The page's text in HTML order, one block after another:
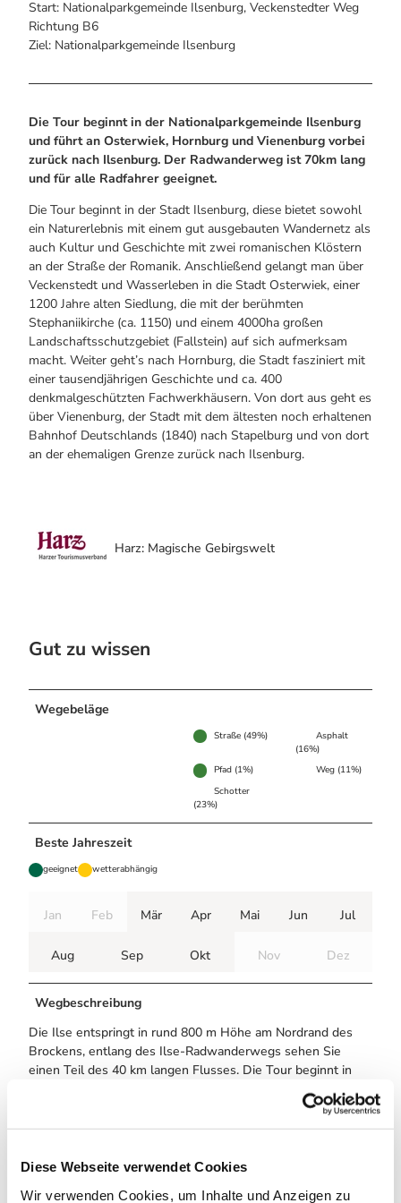
Diese Webseite verwendet Cookies
Wir verwenden Cookies, um Inhalte und Anzeigen zu
Bogenschiessen in Hohegeiss
Noch lange nicht Schicht im Schacht
Die Eisflüsterer: Harzer Falken
Webcams
Informationen für Gastgeberinnen
Webcams
Start: Nationalparkgemeinde Ilsenburg, Veckenstedter Weg
Richtung B6
Ziel: Nationalparkgemeinde Ilsenburg
Die Tour beginnt in der Nationalparkgemeinde Ilsenburg
und führt an Osterwiek, Hornburg und Vienenburg vorbei
zurück nach Ilsenburg. Der Radwanderweg ist 70km lang
und für alle Radfahrer geeignet.
Die Tour beginnt in der Stadt Ilsenburg, diese bietet sowohl
ein Naturerlebnis mit einem gut ausgebauten Wandernetz als
auch Kultur und Geschichte mit zwei romanischen Klöstern
an der Straße der Romanik. Anschließend gelangt man über
Veckenstedt und Wasserleben in die Stadt Osterwiek, einer
1200 Jahre alten Siedlung, die mit der berühmten
Stephaniikirche (ca. 1150) und einem 4000ha großen
Landschaftsschutzgebiet (Fallstein) auf sich aufmerksam
macht. Weiter geht’s nach Hornburg, die Stadt fasziniert mit
einer tausendjährigen Geschichte und ca. 400
denkmalgeschützten Fachwerkhäusern. Von dort aus geht es
über Vienenburg, der Stadt mit dem ältesten noch erhaltenen
Bahnhof Deutschlands (1840) nach Stapelburg und von dort
an der ehemaligen Grenze zurück nach Ilsenburg.
Harz: Magische Gebirgswelt
Gut zu wissen
Wegebeläge
Straße (49%)
Asphalt
(16%)
Pfad (1%)
Weg (11%)
Schotter
(23%)
Beste Jahreszeit
geeignet wetterabhängig
Jan Feb Mär Apr Mai Jun Jul
Aug Sep Okt Nov Dez
Wegbeschreibung
Die Ilse entspringt in rund 800 m Höhe am Nordrand des
Brockens, entlang des Ilse-Radwanderwegs sehen Sie
einen Teil des 40 km langen Flusses. Die Tour beginnt in
der Nationalparkgemeinde Ilsenburg, am Veckenstedter
Weg Richtung B6 am Ortsausgang. Die Stadt bietet sowohl
Landschafts- und Naturerlebnis in einem ausgebauten
Band, Harzer Klosterwanderweg, R1) als auch Kultur und